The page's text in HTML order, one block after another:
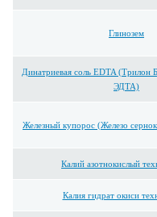
Глинозем
Динатриевая соль EDTA (Трилон
ЭДТА)
Железный купорос (Железо
Калий азотнокислый
Калия гидрат окиси